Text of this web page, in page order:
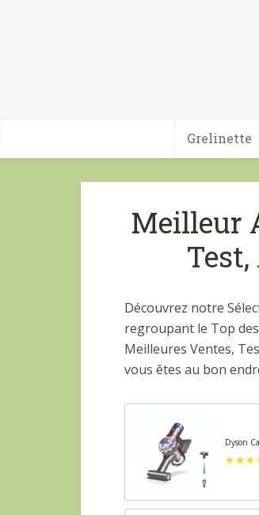
Grelinette
Meilleur
Découvrez notre
regroupant le Top
Meilleures Ventes,
vous êtes au bon
Dyson